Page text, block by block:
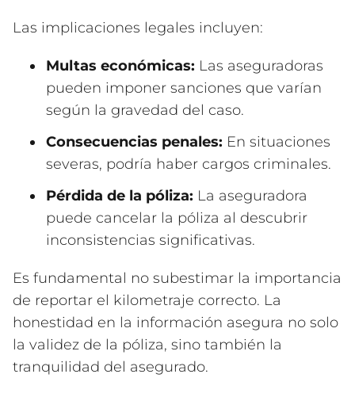
Las implicaciones legales incluyen:
Multas económicas: Las aseguradoras
pueden imponer sanciones que varían
según la gravedad del caso.
Consecuencias penales: En situaciones
severas, podría haber cargos criminales.
Pérdida de la póliza: La aseguradora
puede cancelar la póliza al descubrir
inconsistencias significativas.
Es fundamental no subestimar la importancia
de reportar el kilometraje correcto. La
honestidad en la información asegura no solo
la validez de la póliza, sino también la
tranquilidad del asegurado.